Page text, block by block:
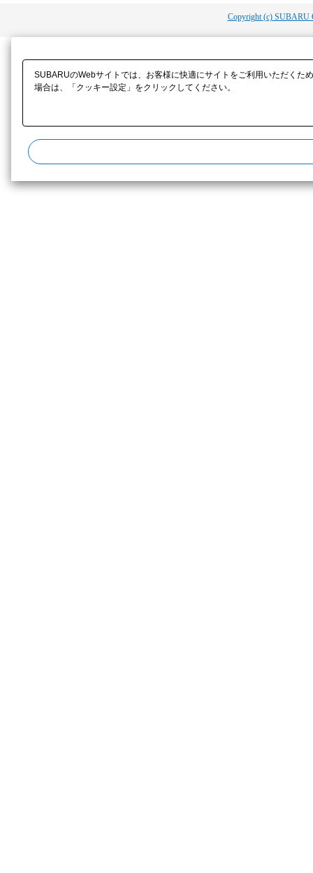
Copyright (c) SUBARU
SUBARUのWebサイトでは、お客様に快適にサイトをご利用いただく
場合は、「クッキー設定」をクリックしてください。​